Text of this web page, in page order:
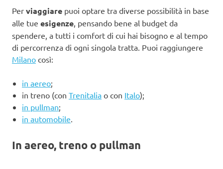
Per viaggiare puoi optare tra diverse possibilità in base
alle tue esigenze , pensando bene al budget da
spendere, a tutti i comfort di cui hai bisogno e al tempo
di percorrenza di ogni singola tratta. Puoi raggiungere
Milano così:
in aereo;
in treno (con Trenitalia o con Italo);
in pullman;
in automobile
In aereo, treno o pullman